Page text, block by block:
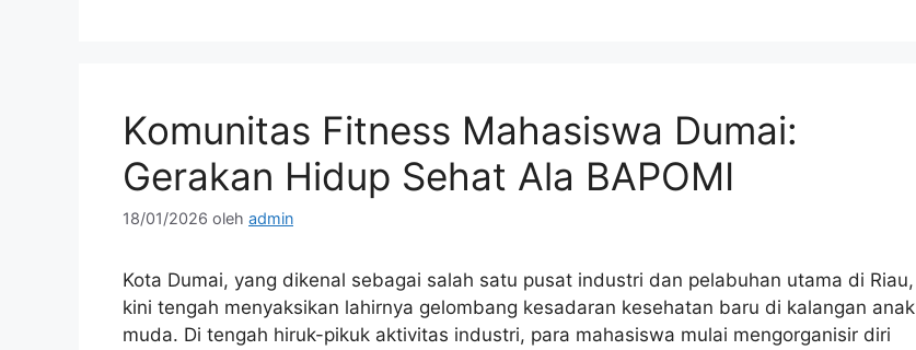
Komunitas Fitness Mahasiswa Dumai:
Gerakan Hidup Sehat Ala BAPOMI
18/01/2026 oleh admin
Kota Dumai, yang dikenal sebagai salah satu pusat industri dan pelabuhan utama di Riau,
kini tengah menyaksikan lahirnya gelombang kesadaran kesehatan baru di kalangan anak
muda. Di tengah hiruk-pikuk aktivitas industri, para mahasiswa mulai mengorganisir diri